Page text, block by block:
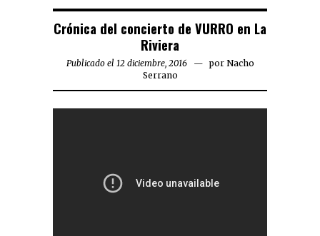
Crónica del concierto de VURRO en La
Riviera
Publicado el 12 diciembre, 2016 por Nacho
Serrano